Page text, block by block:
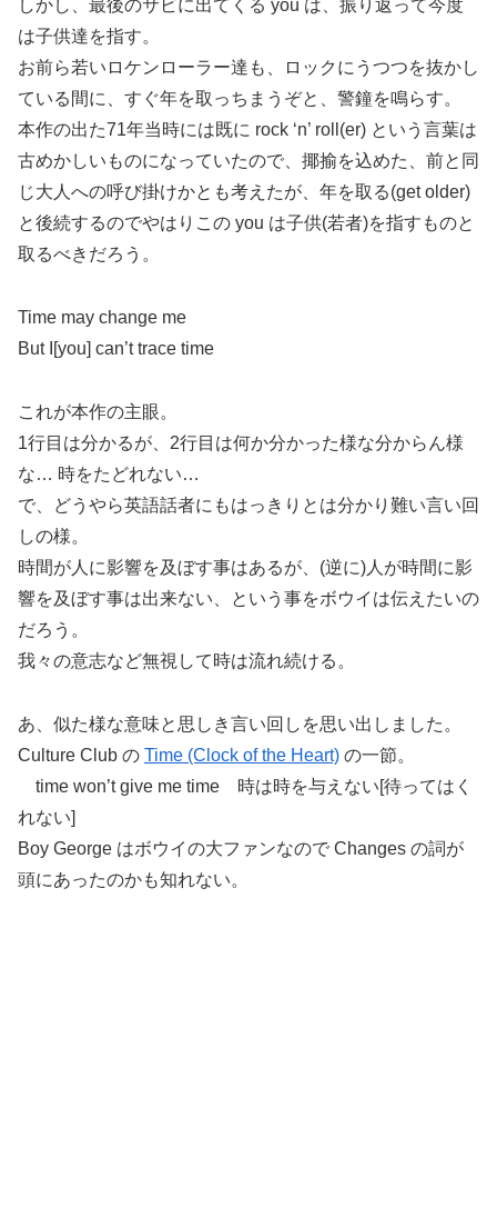
しかし、最後のサビに出てくる you は、振り返って今度
は子供達を指す。
お前ら若いロケンローラー達も、ロックにうつつを抜かし
ている間に、すぐ年を取っちまうぞと、警鐘を鳴らす。
本作の出た71年当時には既に rock ‘n’ roll(er) という言葉は
古めかしいものになっていたので、揶揄を込めた、前と同
じ大人への呼び掛けかとも考えたが、年を取る(get older)
と後続するのでやはりこの you は子供(若者)を指すものと
取るべきだろう。
Time may change me
But I[you] can’t trace time
これが本作の主眼。
1行目は分かるが、2行目は何か分かった様な分からん様
な… 時をたどれない…
で、どうやら英語話者にもはっきりとは分かり難い言い回
しの様。
時間が人に影響を及ぼす事はあるが、(逆に)人が時間に影
響を及ぼす事は出来ない、という事をボウイは伝えたいの
だろう。
我々の意志など無視して時は流れ続ける。
あ、似た様な意味と思しき言い回しを思い出しました。
Culture Club の Time (Clock of the Heart) の一節。
time won’t give me time 時は時を与えない[待ってはく
れない]
Boy George はボウイの大ファンなので Changes の詞が
頭にあったのかも知れない。